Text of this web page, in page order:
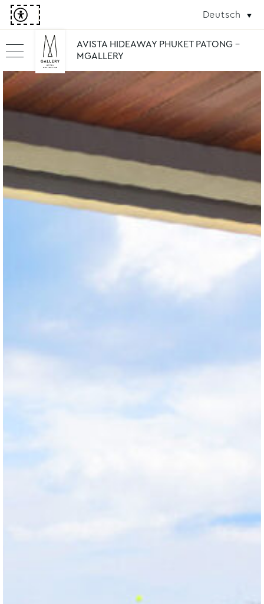
Deutsch
AVISTA HIDEAWAY PHUKET PATONG -
MGALLERY